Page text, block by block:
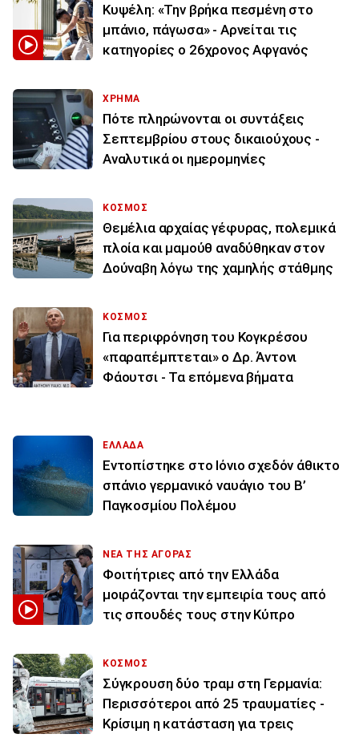
Κυψέλη: «Την βρήκα πεσμένη στο
μπάνιο, πάγωσα» - Αρνείται τις
κατηγορίες ο 26χρονος Αφγανός
ΧΡΗΜΑ
Πότε πληρώνονται οι συντάξεις
Σεπτεμβρίου στους δικαιούχους -
Αναλυτικά οι ημερομηνίες
ΚΟΣΜΟΣ
Θεμέλια αρχαίας γέφυρας, πολεμικά
πλοία και μαμούθ αναδύθηκαν στον
Δούναβη λόγω της χαμηλής στάθμης
ΚΟΣΜΟΣ
Για περιφρόνηση του Κογκρέσου
«παραπέμπτεται» ο Δρ. Άντονι
Φάουτσι - Τα επόμενα βήματα
ΕΛΛΑΔΑ
Εντοπίστηκε στο Ιόνιο σχεδόν άθικτο
σπάνιο γερμανικό ναυάγιο του Β’
Παγκοσμίου Πολέμου
ΝΕΑ ΤΗΣ ΑΓΟΡΑΣ
Φοιτήτριες από την Ελλάδα
μοιράζονται την εμπειρία τους από
τις σπουδές τους στην Κύπρο
ΚΟΣΜΟΣ
Σύγκρουση δύο τραμ στη Γερμανία:
Περισσότεροι από 25 τραυματίες -
Κρίσιμη η κατάσταση για τρεις